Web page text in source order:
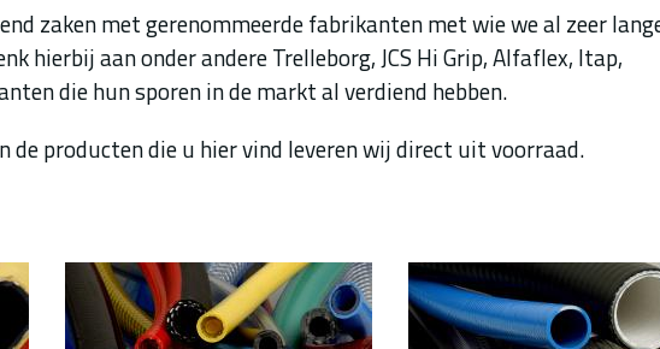
zaken met gerenommeerde fabrikanten met wie we al zeer
hierbij aan onder andere Trelleborg, JCS Hi Grip, Alfaflex, Itap,
die hun sporen in de markt al verdiend hebben.
de producten die u hier vind leveren wij direct uit voorraad.